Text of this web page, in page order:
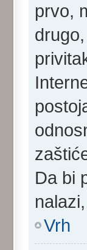
prvo,
Da bi
Vrh